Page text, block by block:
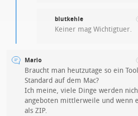
blutkehle
Keiner mag Wichtigtuer.
Mario
Braucht man heutzutage so ein
Standard auf dem Mac?
Ich meine, viele Dinge werden
angeboten mittlerweile und wenn
als ZIP.